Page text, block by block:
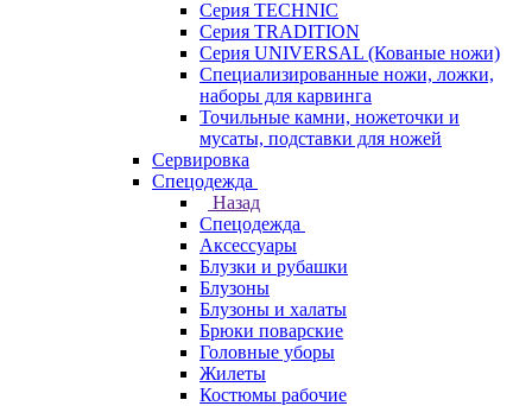
Серия TECHNIC
Серия TRADITION
Серия UNIVERSAL (Кованые ножи)
Специализированные ножи, ложки,
наборы для карвинга
Точильные камни, ножеточки и
мусаты, подставки для ножей
Сервировка
Спецодежда
Назад
Спецодежда
Аксессуары
Блузки и рубашки
Блузоны
Блузоны и халаты
Брюки поварские
Головные уборы
Жилеты
Костюмы рабочие